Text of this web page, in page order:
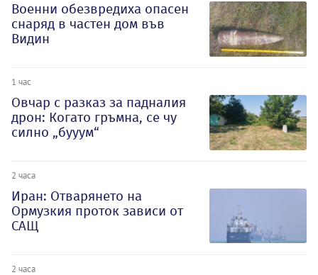
Военни обезвредиха опасен
снаряд в частен дом във
Видин
1 час
Овчар с разказ за падналия
дрон: Когато гръмна, се чу
силно „бууум“
2 часа
Иран: Отварянето на
Ормузкия проток зависи от
САЩ
2 часа